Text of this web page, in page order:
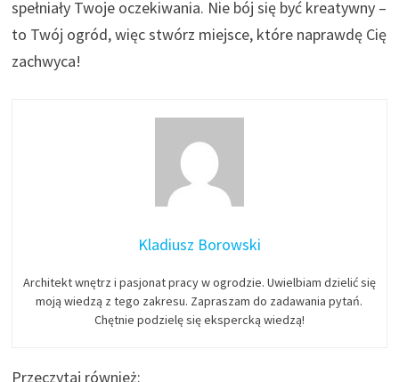
spełniały Twoje oczekiwania. Nie bój się być kreatywny –
to Twój ogród, więc stwórz miejsce, które naprawdę Cię
zachwyca!
Kladiusz Borowski
Architekt wnętrz i pasjonat pracy w ogrodzie. Uwielbiam dzielić się
moją wiedzą z tego zakresu. Zapraszam do zadawania pytań.
Chętnie podzielę się ekspercką wiedzą!
Przeczytaj również: